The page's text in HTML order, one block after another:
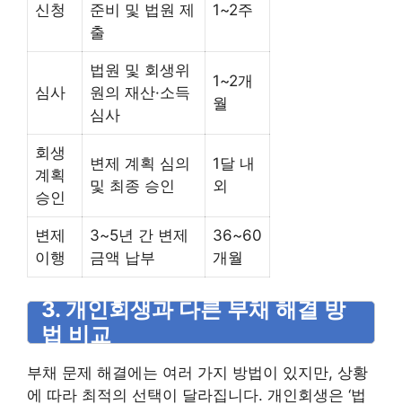
신청
준비 및 법원 제
출
1~2주
심사
법원 및 회생위
원의 재산·소득
심사
1~2개
월
회생
계획
승인
변제 계획 심의
및 최종 승인
1달 내
외
변제
이행
3~5년 간 변제
금액 납부
36~60
개월
3. 개인회생과 다른 부채 해결 방
법 비교
부채 문제 해결에는 여러 가지 방법이 있지만, 상황
에 따라 최적의 선택이 달라집니다. 개인회생은 ‘법